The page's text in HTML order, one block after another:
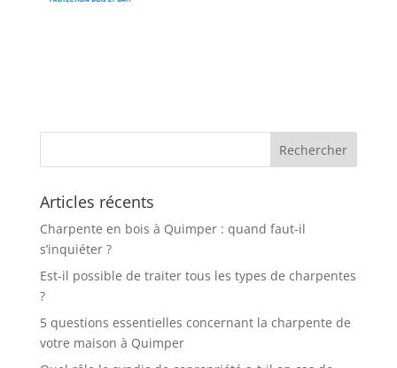
Articles récents
Charpente en bois à Quimper : quand faut-il
s’inquiéter ?
Est-il possible de traiter tous les types de charpentes
?
5 questions essentielles concernant la charpente de
votre maison à Quimper